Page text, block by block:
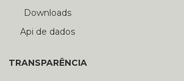
Downloads
Api de dados
TRANSPARÊNCIA